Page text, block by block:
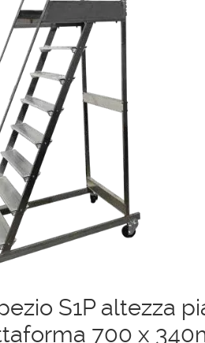
in acciaio e alluminio
S1P altezza
700 x